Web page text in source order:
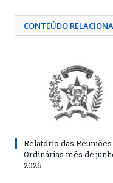
CONTEÚDO
Relatório das Reuniões
Ordinárias mês de
2026